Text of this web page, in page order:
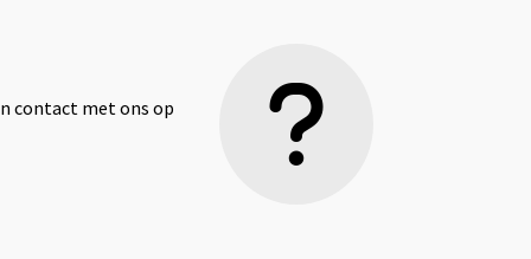
contact met ons op